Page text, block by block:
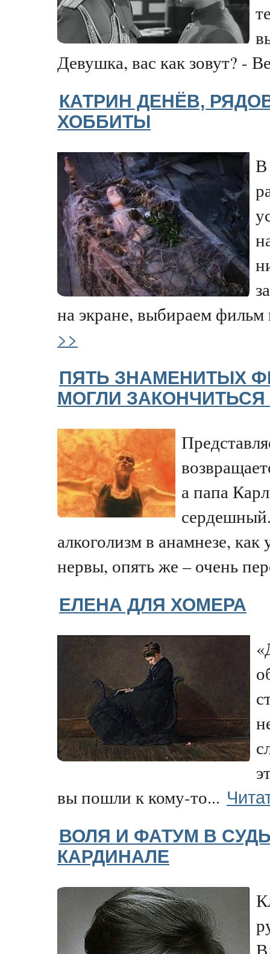
Девушка, вас как зовут? -
КАТРИН ДЕНЁВ,
ХОББИТЫ
В
на экране, выбираем
>>
ПЯТЬ ЗНАМЕНИТЫХ
МОГЛИ
а папа
алкоголизм в анамнезе,
нервы, опять же – очень
ЕЛЕНА ДЛЯ ХОМЕРА
вы пошли к кому-то...
ВОЛЯ И ФАТУМ В
КАРДИНАЛЕ